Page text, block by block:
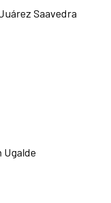
Saavedra
Ugalde